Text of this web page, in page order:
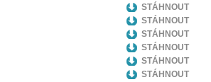
STÁHNOUT
STÁHNOUT
STÁHNOUT
STÁHNOUT
STÁHNOUT
STÁHNOUT